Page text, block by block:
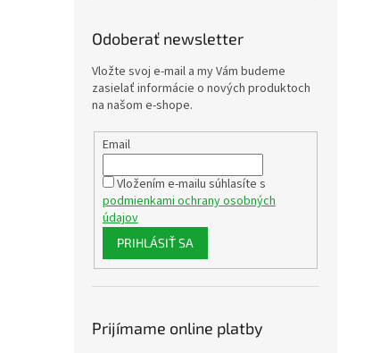
Odoberať newsletter
Vložte svoj e-mail a my Vám budeme
zasielať informácie o nových produktoch
na našom e-shope.
Email
Vložením e-mailu súhlasíte s
podmienkami ochrany osobných
údajov
PRIHLÁSIŤ SA
Prijímame online platby